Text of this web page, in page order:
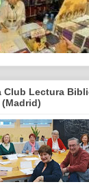
Club Lectura